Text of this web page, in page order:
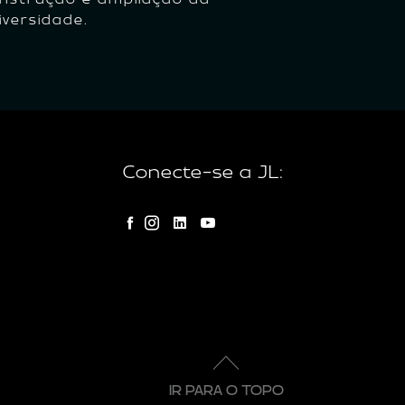
Conecte-se a JL:
IR PARA O TOPO